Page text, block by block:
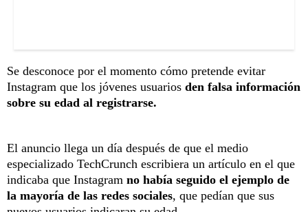
Se desconoce por el momento cómo pretende evitar
Instagram que los jóvenes usuarios den falsa información
sobre su edad al registrarse.
El anuncio llega un día después de que el medio
especializado TechCrunch escribiera un artículo en el que
indicaba que Instagram no había seguido el ejemplo de
la mayoría de las redes sociales, que pedían que sus